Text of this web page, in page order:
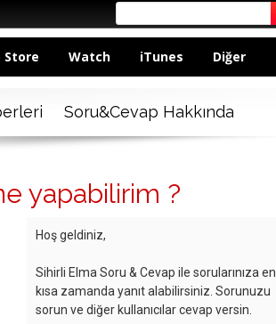
Store Watch iTunes Diğer
Soru&Cevap Hakkında
yapabilirim ?
Hoş geldiniz,
Sihirli Elma Soru & Cevap ile sorularınıza en
kısa zamanda yanıt alabilirsiniz. Sorunuzu
sorun ve diğer kullanıcılar cevap versin.